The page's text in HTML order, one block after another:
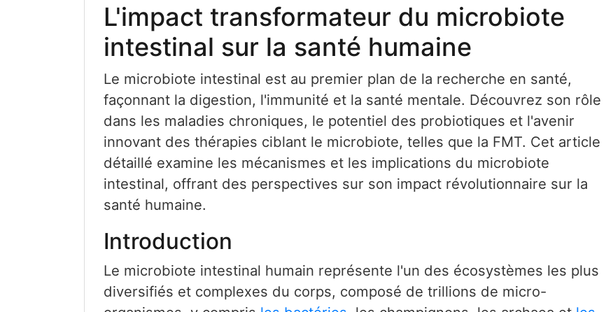
L'impact transformateur du microbiote
intestinal sur la santé humaine
Le microbiote intestinal est au premier plan de la recherche en santé,
façonnant la digestion, l'immunité et la santé mentale. Découvrez son rôle
dans les maladies chroniques, le potentiel des probiotiques et l'avenir
innovant des thérapies ciblant le microbiote, telles que la FMT. Cet article
détaillé examine les mécanismes et les implications du microbiote
intestinal, offrant des perspectives sur son impact révolutionnaire sur la
santé humaine.
Introduction
Le microbiote intestinal humain représente l'un des écosystèmes les plus
diversifiés et complexes du corps, composé de trillions de micro-